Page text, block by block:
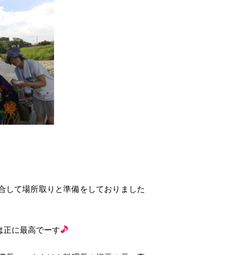
して場所取りと準備をしておりました
正に最高でーす